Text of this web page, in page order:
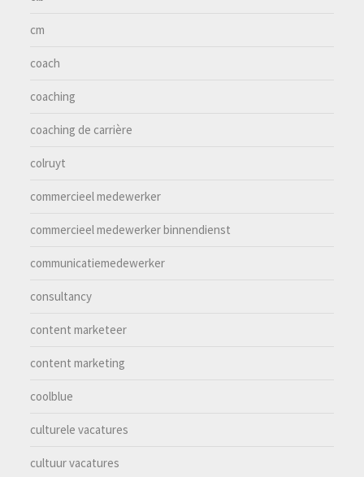
cm
coach
coaching
coaching de carrière
colruyt
commercieel medewerker
commercieel medewerker binnendienst
communicatiemedewerker
consultancy
content marketeer
content marketing
coolblue
culturele vacatures
cultuur vacatures